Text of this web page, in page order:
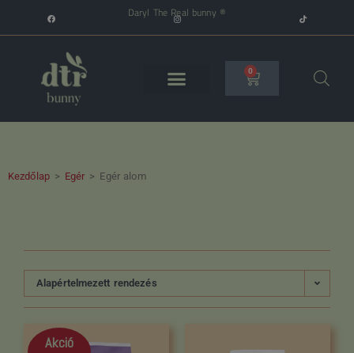
Daryl The Real bunny ®
0
Kezdőlap > Egér > Egér alom
Alapértelmezett rendezés
Akció